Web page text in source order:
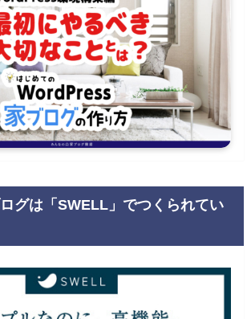
グは「SWELL」でつくられてい